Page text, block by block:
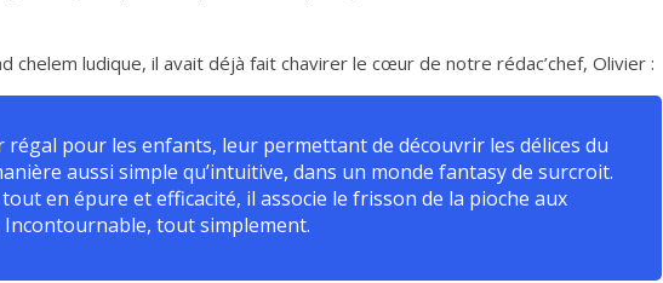
chelem ludique, il avait déjà fait chavirer le cœur de notre rédac’chef, Olivier :
pour les enfants, leur permettant de découvrir les délices du
aussi simple qu’intuitive, dans un monde fantasy de surcroit.
en épure et efficacité, il associe le frisson de la pioche aux
Incontournable, tout simplement.